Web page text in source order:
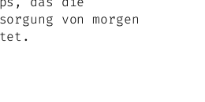
von morgen